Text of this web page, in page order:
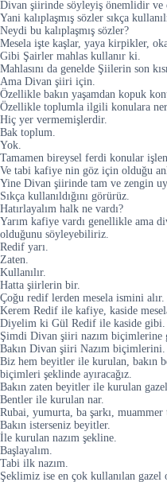
Divan şiirinde söyleyiş önemlidir ve
Yani kalıplaşmış sözler sıkça
Neydi bu kalıplaşmış sözler?
Mesela işte kaşlar, yaya kirpikler,
Gibi Şairler mahlas kullanır ki.
Mahlasını da genelde Şiilerin son
Ama Divan şiiri için.
Özellikle bakın yaşamdan kopuk
Özellikle toplumla ilgili konulara
Hiç yer vermemişlerdir.
Bak toplum.
Yok.
Tamamen bireysel ferdi konular
Ve tabi kafiye nin göz için olduğu
Yine Divan şiirinde tam ve zengin
Sıkça kullanıldığını görürüz.
Hatırlayalım halk ne vardı?
Yarım kafiye vardı genellikle ama
olduğunu söyleyebiliriz.
Redif yarı.
Zaten.
Kullanılır.
Hatta şiirlerin bir.
Çoğu redif lerden mesela ismini alır.
Kerem Redif ile kafiye, kaside
Diyelim ki Gül Redif ile kaside gibi.
Şimdi Divan şiiri nazım biçimlerine
Bakın Divan şiiri Nazım biçimlerini.
Biz hem beyitler ile kurulan, bakın
biçimleri şeklinde ayıracağız.
Bakın zaten beyitler ile kurulan
Bentler ile kurulan nar.
Rubai, yumurta, ba şarkı,
Bakın isterseniz beyitler.
İle kurulan nazım şekline.
Başlayalım.
Tabi ilk nazım.
Şeklimiz ise en çok kullanılan gazel